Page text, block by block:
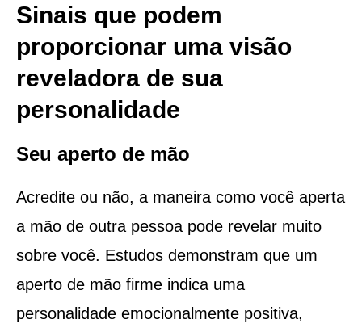
Sinais que podem
proporcionar uma visão
reveladora de sua
personalidade
Seu aperto de mão
Acredite ou não, a maneira como você aperta
a mão de outra pessoa pode revelar muito
sobre você. Estudos demonstram que um
aperto de mão firme indica uma
personalidade emocionalmente positiva,